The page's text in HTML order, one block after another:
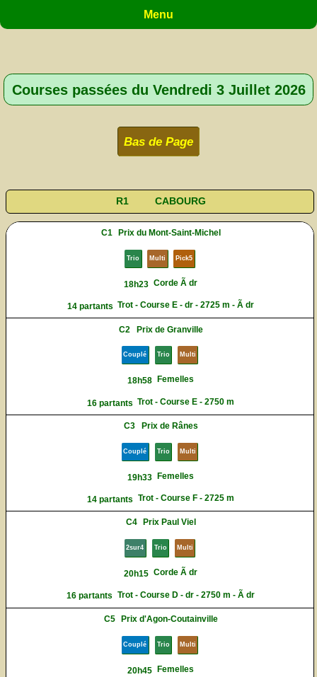
Menu
Courses passées du Vendredi 3 Juillet 2026
Bas de Page
R1 CABOURG
C1 Prix du Mont-Saint-Michel
Trio Multi Pick5
18h23 Corde Ã dr
14 partants Trot - Course E - dr - 2725 m - Ã dr
C2 Prix de Granville
Couplé Trio Multi
18h58 Femelles
16 partants Trot - Course E - 2750 m
C3 Prix de Rânes
Couplé Trio Multi
19h33 Femelles
14 partants Trot - Course F - 2725 m
C4 Prix Paul Viel
2sur4 Trio Multi
20h15 Corde Ã dr
16 partants Trot - Course D - dr - 2750 m - Ã dr
C5 Prix d'Agon-Coutainville
Couplé Trio Multi
20h45 Femelles